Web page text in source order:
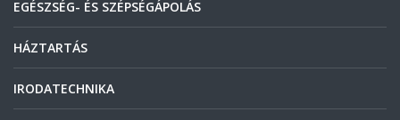
EGÉSZSÉG- ÉS SZÉPSÉGÁPOLÁS
HÁZTARTÁS
IRODATECHNIKA